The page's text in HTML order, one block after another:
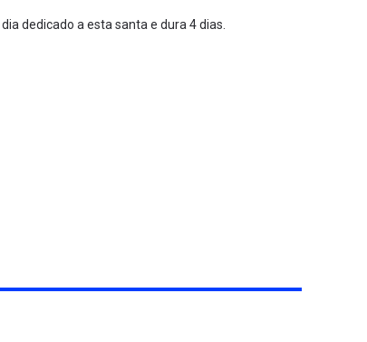
dedicado a esta santa e dura 4 dias.